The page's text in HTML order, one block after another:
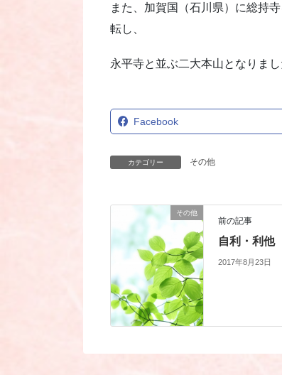
また、加賀国（石川県）に総持
転し、
永平寺と並ぶ二大本山となりまし
Facebook
カテゴリー その他
その他
前の記事
自利・利他
2017年8月23日